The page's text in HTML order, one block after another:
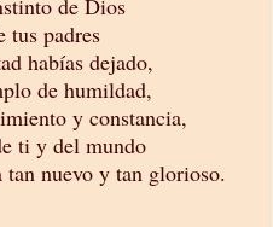
de Dios
tus padres
habías dejado,
de humildad,
y constancia,
ti y del mundo
nuevo y tan glorioso.